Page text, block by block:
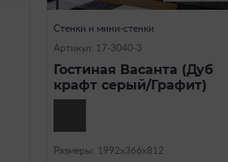
Стенки и мини-стенки
Артикул: 17-3040-3
Гостиная Васанта (Дуб
крафт серый/Графит)
Размеры: 1992х366х812